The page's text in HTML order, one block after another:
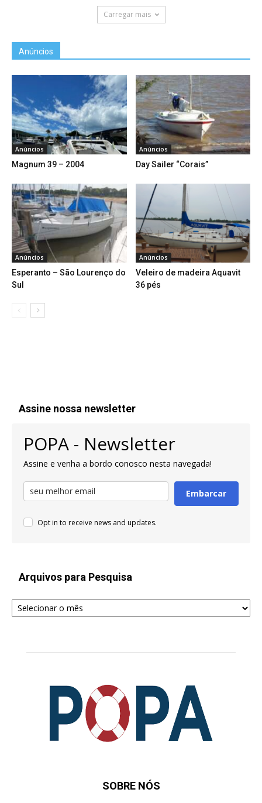
Carregar mais
Anúncios
Anúncios
Magnum 39 – 2004
Anúncios
Day Sailer “Corais”
Anúncios
Esperanto – São Lourenço do
Sul
Anúncios
Veleiro de madeira Aquavit
36 pés
Assine nossa newsletter
POPA - Newsletter
Assine e venha a bordo conosco nesta navegada!
Embarcar
Opt in to receive news and updates.
Arquivos para Pesquisa
Arquivos
para
SOBRE NÓS